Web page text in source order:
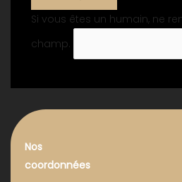
Si vous êtes un humain, ne
champ.
Nos
coordonnées